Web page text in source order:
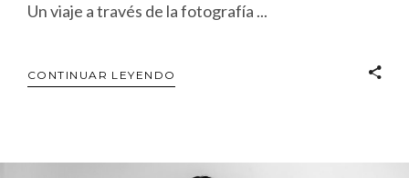
Un viaje a través de la fotografía
CONTINUAR LEYENDO